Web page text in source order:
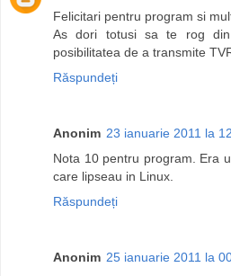
Felicitari pentru program si
As dori totusi sa te rog
posibilitatea de a transmite
Răspundeți
Anonim 23 ianuarie 2011 la
Nota 10 pentru program. Era
care lipseau in Linux.
Răspundeți
Anonim 25 ianuarie 2011 la